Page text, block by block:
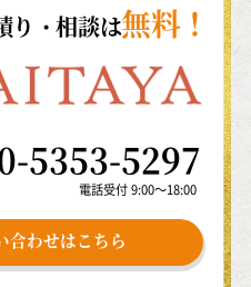
り・相談は無料！
5353-5297
電話受付 9:00～18:00
合わせはこちら